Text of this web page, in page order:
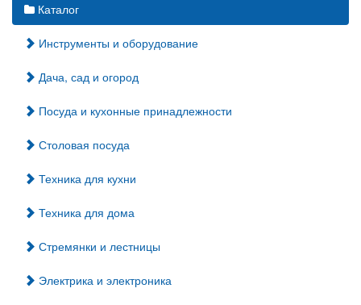
Каталог
Инструменты и оборудование
Дача, сад и огород
Посуда и кухонные принадлежности
Столовая посуда
Техника для кухни
Техника для дома
Стремянки и лестницы
Электрика и электроника